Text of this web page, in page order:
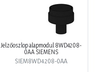
Jelzőoszlop alapmodul 8WD4208-
0AA SIEMENS
SIEM8WD4208-0AA